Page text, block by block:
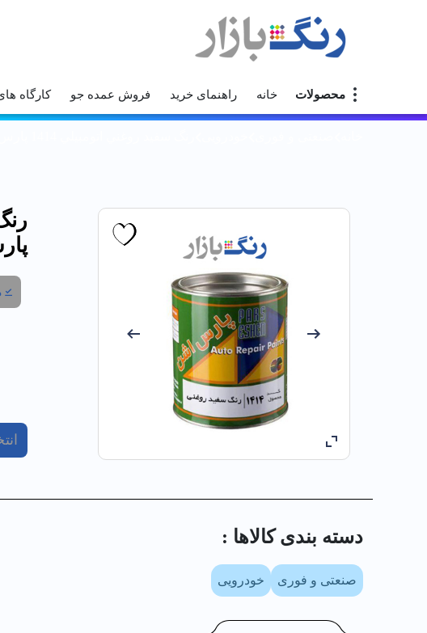
محصولات خانه راهنمای خرید فروش عمده جو کارگاه
دسته بندی کالا‌ها :
صنعتی و فوری خودرویی